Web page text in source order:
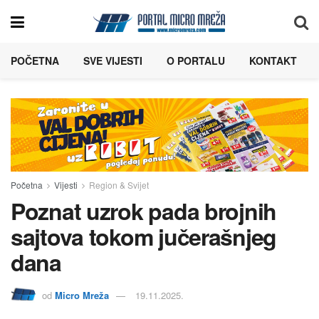
POČETNA SVE VIJESTI O PORTALU KONTAKT
Početna Vijesti Region & Svijet
Poznat uzrok pada brojnih
sajtova tokom jučerašnjeg
dana
od Micro Mreža 19.11.2025.